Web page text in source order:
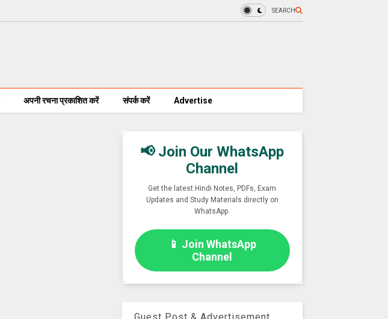
SEARCH
अपनी रचना प्रकाशित करें संपर्क करें Advertise
📢 Join Our WhatsApp
Channel
Get the latest Hindi Notes, PDFs, Exam
Updates and Study Materials directly on
WhatsApp.
📱 Join WhatsApp
Channel